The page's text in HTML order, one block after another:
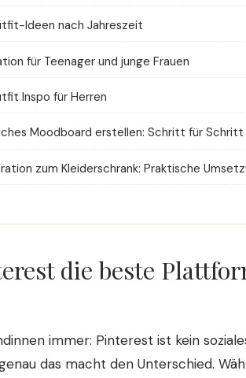
Ideen nach Jahreszeit
für Teenager und junge Frauen
Inspo für Herren
Moodboard erstellen: Schritt für Schritt
zum Kleiderschrank: Praktische
die beste
immer: Pinterest ist kein
das macht den Unterschied.